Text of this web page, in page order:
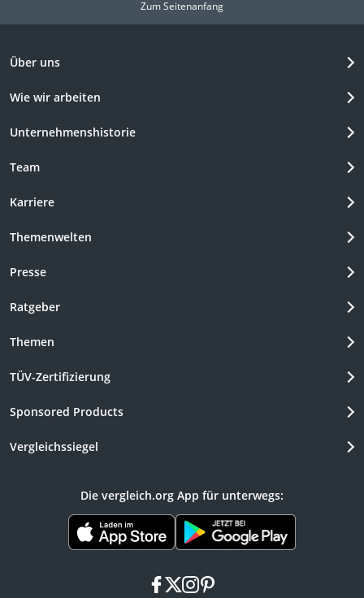
Zum Seitenanfang
Über uns
Wie wir arbeiten
Unternehmenshistorie
Team
Karriere
Themenwelten
Presse
Ratgeber
Themen
TÜV-Zertifizierung
Sponsored Products
Vergleichssiegel
Die vergleich.org App für unterwegs:
facebook
x instagram
pinterest